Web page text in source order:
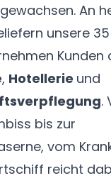
An
unsere 35
Kunden
, Hotellerie und
.
bis zur
vom
reicht